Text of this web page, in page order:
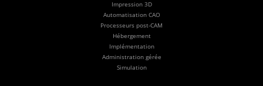
Impression 3D
Automatisation CAO
Processeurs post-CAM
Hébergement
Implémentation
Administration gérée
Simulation